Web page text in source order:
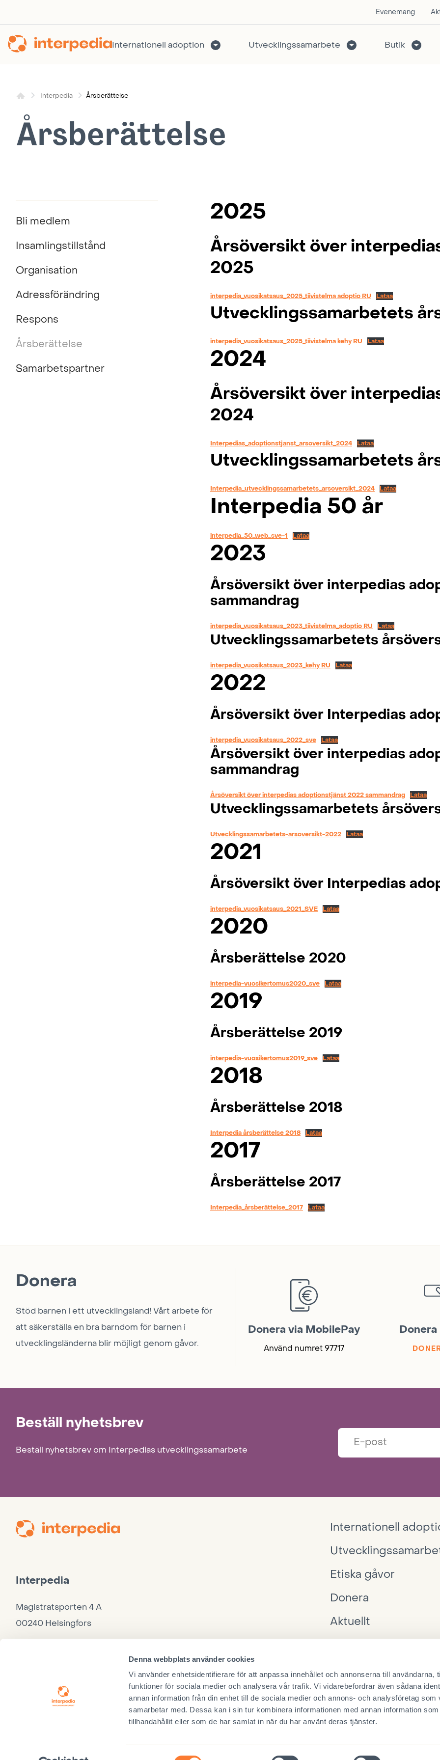
Denna webbplats använder cookies
Vi använder enhetsidentifierare för att anpassa innehållet och annonserna till användarna,
funktioner för sociala medier och analysera vår trafik. Vi vidarebefordrar även sådana
annan information från din enhet till de sociala medier och annons- och analysföretag som
samarbetar med. Dessa kan i sin tur kombinera informationen med annan information
tillhandahållit eller som de har samlat in när du har använt deras tjänster.
Samtyckesval
Evenemang
Internationell adoption Utvecklingssamarbete Butik
Interpedia Årsberättelse
Årsberättelse
Bli medlem
Insamlingstillstånd
Organisation
Adressförändring
Respons
Årsberättelse
Samarbetspartner
2025
Årsöversikt över
2025
interpedia_vuosikatsaus_2025_tiivistelma adoptio RU Lataa
Utvecklingssamarbetets
interpedia_vuosikatsaus_2025_tiivistelma kehy RU Lataa
2024
Årsöversikt över
2024
Interpedias_adoptionstjanst_arsoversikt_2024 Lataa
Utvecklingssamarbetets
Interpedia_utvecklingssamarbetets_arsoversikt_2024 Lataa
Interpedia 50 år
interpedia_50_web_sve-1 Lataa
2023
Årsöversikt över interpedias
sammandrag
interpedia_vuosikatsaus_2023_tiivistelma_adoptio RU Lataa
Utvecklingssamarbetets
interpedia_vuosikatsaus_2023_kehy RU Lataa
2022
Årsöversikt över Interpedias
interpedia_vuosikatsaus_2022_sve Lataa
Årsöversikt över interpedias
sammandrag
Årsöversikt över interpedias adoptionstjänst 2022 sammandrag Lataa
Utvecklingssamarbetets
Utvecklingssamarbetets-arsoversikt-2022 Lataa
2021
Årsöversikt över Interpedias
interpedia_vuosikatsaus_2021_SVE Lataa
2020
Årsberättelse 2020
interpedia-vuosikertomus2020_sve Lataa
2019
Årsberättelse 2019
interpedia-vuosikertomus2019_sve Lataa
2018
Årsberättelse 2018
Interpedia årsberättelse 2018 Lataa
2017
Årsberättelse 2017
Interpedia_årsberättelse_2017 Lataa
Donera
Stöd barnen i ett utvecklingsland! Vårt arbete för
att säkerställa en bra barndom för barnen i
utvecklingsländerna blir möjligt genom gåvor.
Donera via MobilePay
Använd numret 97717
Donera
Beställ nyhetsbrev
Beställ nyhetsbrev om Interpedias utvecklingssamarbete
Interpedia
Magistratsporten 4 A
00240 Helsingfors
Internationell
Etiska gåvor
Donera
Aktuellt
Ta kontakt